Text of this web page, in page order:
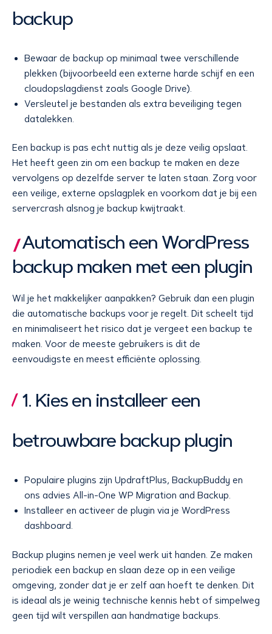
backup
Bewaar de backup op minimaal twee verschillende
plekken (bijvoorbeeld een externe harde schijf en een
cloudopslagdienst zoals Google Drive).
Versleutel je bestanden als extra beveiliging tegen
datalekken.
Een backup is pas echt nuttig als je deze veilig opslaat.
Het heeft geen zin om een backup te maken en deze
vervolgens op dezelfde server te laten staan. Zorg voor
een veilige, externe opslagplek en voorkom dat je bij een
servercrash alsnog je backup kwijtraakt.
Automatisch een WordPress
backup maken met een plugin
Wil je het makkelijker aanpakken? Gebruik dan een plugin
die automatische backups voor je regelt. Dit scheelt tijd
en minimaliseert het risico dat je vergeet een backup te
maken. Voor de meeste gebruikers is dit de
eenvoudigste en meest efficiënte oplossing.
1. Kies en installeer een
betrouwbare backup plugin
Populaire plugins zijn UpdraftPlus, BackupBuddy en
ons advies All-in-One WP Migration and Backup.
Installeer en activeer de plugin via je WordPress
dashboard.
Backup plugins nemen je veel werk uit handen. Ze maken
periodiek een backup en slaan deze op in een veilige
omgeving, zonder dat je er zelf aan hoeft te denken. Dit
is ideaal als je weinig technische kennis hebt of simpelweg
geen tijd wilt verspillen aan handmatige backups.